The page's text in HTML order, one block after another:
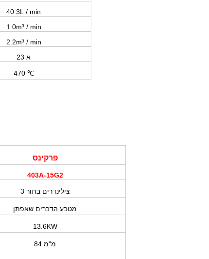
40.3L / min
1.0m³ / min
2.2m³ / min
23 א
470℃
פרקינס
403A-15G2
3 צילינדרים בתור
מטבע הדברים שאפתן
13.6KW
84 מ"מ